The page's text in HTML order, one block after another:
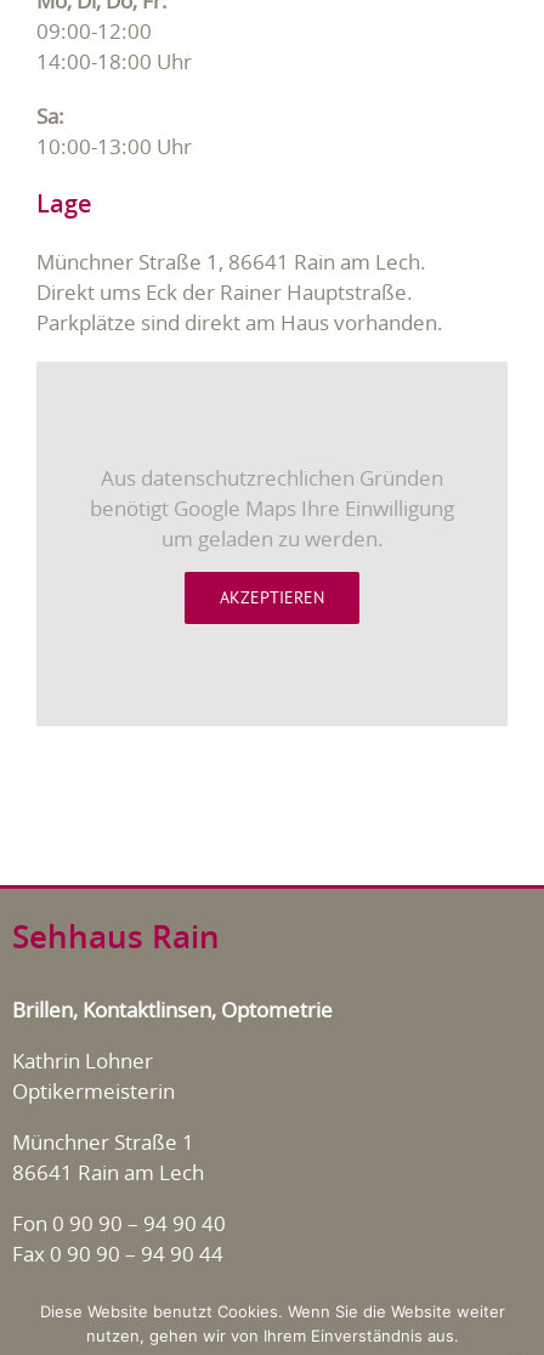
09:00-12:00
14:00-18:00 Uhr
Sa:
10:00-13:00 Uhr
Lage
Münchner Straße 1, 86641 Rain am Lech.
Direkt ums Eck der Rainer Hauptstraße.
Parkplätze sind direkt am Haus vorhanden.
Aus datenschutzrechlichen Gründen
benötigt Google Maps Ihre Einwilligung
um geladen zu werden.
AKZEPTIEREN
Sehhaus Rain
Brillen, Kontaktlinsen, Optometrie
Kathrin Lohner
Optikermeisterin
Münchner Straße 1
86641 Rain am Lech
Fon 0 90 90 – 94 90 40
Fax 0 90 90 – 94 90 44
Diese Website benutzt Cookies. Wenn Sie die Website weiter
nutzen, gehen wir von Ihrem Einverständnis aus.